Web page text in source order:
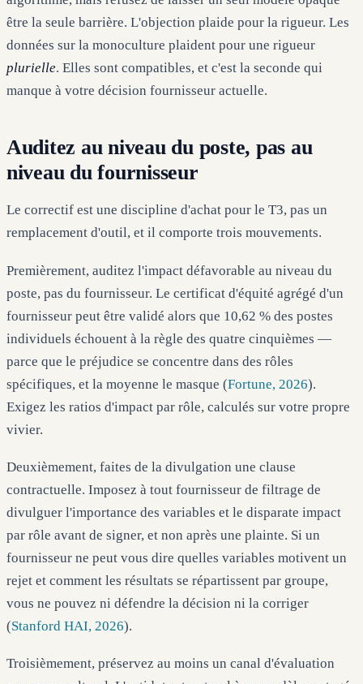
être la seule barrière. L'objection plaide pour la rigueur. Les
données sur la monoculture plaident pour une rigueur
plurielle. Elles sont compatibles, et c'est la seconde qui
manque à votre décision fournisseur actuelle.
Auditez au niveau du poste, pas au
niveau du fournisseur
Le correctif est une discipline d'achat pour le T3, pas un
remplacement d'outil, et il comporte trois mouvements.
Premièrement, auditez l'impact défavorable au niveau du
poste, pas du fournisseur. Le certificat d'équité agrégé d'un
fournisseur peut être validé alors que 10,62 % des postes
individuels échouent à la règle des quatre cinquièmes —
parce que le préjudice se concentre dans des rôles
spécifiques, et la moyenne le masque (Fortune, 2026).
Exigez les ratios d'impact par rôle, calculés sur votre propre
vivier.
Deuxièmement, faites de la divulgation une clause
contractuelle. Imposez à tout fournisseur de filtrage de
divulguer l'importance des variables et le disparate impact
par rôle avant de signer, et non après une plainte. Si un
fournisseur ne peut vous dire quelles variables motivent un
rejet et comment les résultats se répartissent par groupe,
vous ne pouvez ni défendre la décision ni la corriger
(Stanford HAI, 2026).
Troisièmement, préservez au moins un canal d'évaluation